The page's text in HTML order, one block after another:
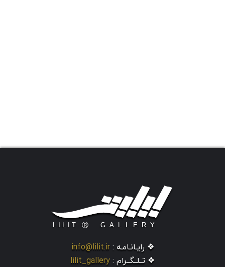
❖ رایـانـامـه : info@lilit.ir
❖ تــلــگــرام : lilit_gallery